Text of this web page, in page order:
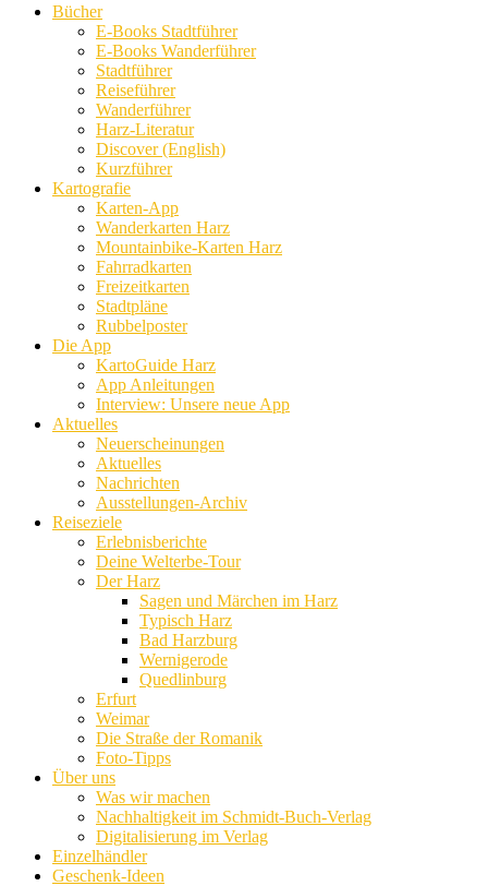
Bücher
E-Books Stadtführer
E-Books Wanderführer
Stadtführer
Reiseführer
Wanderführer
Harz-Literatur
Discover (English)
Kurzführer
Kartografie
Karten-App
Wanderkarten Harz
Mountainbike-Karten Harz
Fahrradkarten
Freizeitkarten
Stadtpläne
Rubbelposter
Die App
KartoGuide Harz
App Anleitungen
Interview: Unsere neue App
Aktuelles
Neuerscheinungen
Aktuelles
Nachrichten
Ausstellungen-Archiv
Reiseziele
Erlebnisberichte
Deine Welterbe-Tour
Der Harz
Sagen und Märchen im Harz
Typisch Harz
Bad Harzburg
Wernigerode
Quedlinburg
Erfurt
Weimar
Die Straße der Romanik
Foto-Tipps
Über uns
Was wir machen
Nachhaltigkeit im Schmidt-Buch-Verlag
Digitalisierung im Verlag
Einzelhändler
Geschenk-Ideen